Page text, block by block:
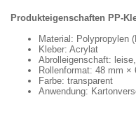
Produkteigenschaften PP-
Material: Polypropylen
Kleber: Acrylat
Abrolleigenschaft:
Rollenformat: 48 mm ×
Farbe: transparent
Anwendung: